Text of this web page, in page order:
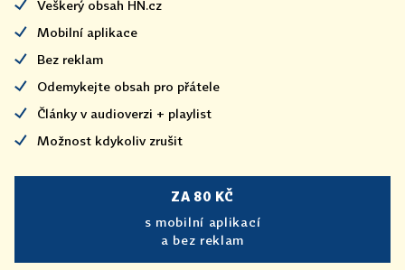
Veškerý obsah HN.cz
Mobilní aplikace
Bez reklam
Odemykejte obsah pro přátele
Články v audioverzi + playlist
Možnost kdykoliv zrušit
ZA 80 KČ
s mobilní aplikací
a bez reklam